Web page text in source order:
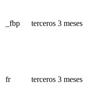
_fbp terceros 3 meses
fr terceros 3 meses